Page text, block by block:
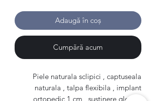
Adaugă în coș
Cumpără acum
Piele naturala sclipici , captuseala
naturala , talpa flexibila , implant
ortopedic 1 cm , sustinere glezna.